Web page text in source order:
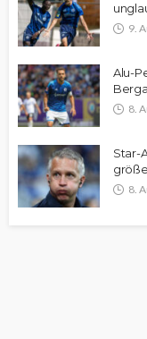
9.
Alu-
8.
Star-
8.